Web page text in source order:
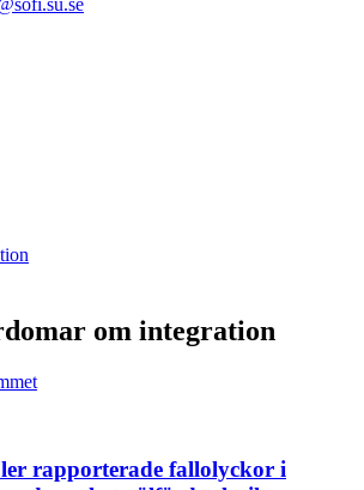
om integration
rapporterade fallolyckor i